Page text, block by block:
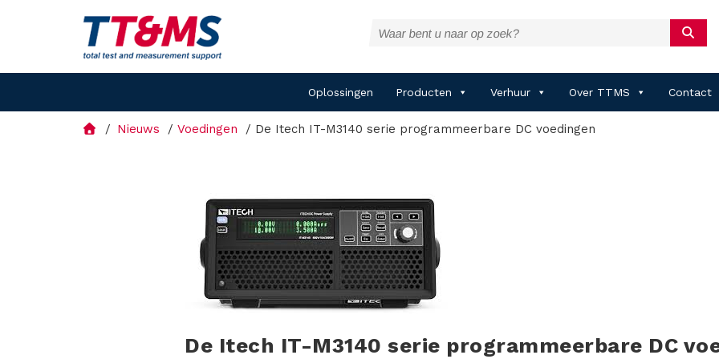
Oplossingen Producten Verhuur Over TTMS Contact
Nieuws Voedingen De Itech IT-M3140 serie programmeerbare DC voedingen
De Itech IT-M3140 serie programmeerbare DC